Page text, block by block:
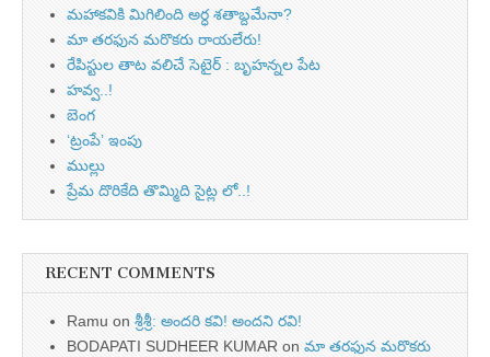
మహాకవికి మిగిలింది అర్ధ శతాబ్దమేనా?
మా తరఫున మరొకరు రాయలేరు!
రేపిస్టుల తాట వలిచే సెటైర్ : బృహన్నల పేట
హవ్వ..!
బెంగ
‘ట్రంపే’ ఇంపు
ముల్లు
ప్రేమ దొరికేది తొమ్మిది సైట్ల లో..!
RECENT COMMENTS
Ramu on శ్రీశ్రీ: అందరి కవి! అందని రవి!
BODAPATI SUDHEER KUMAR on మా తరఫున మరొకరు